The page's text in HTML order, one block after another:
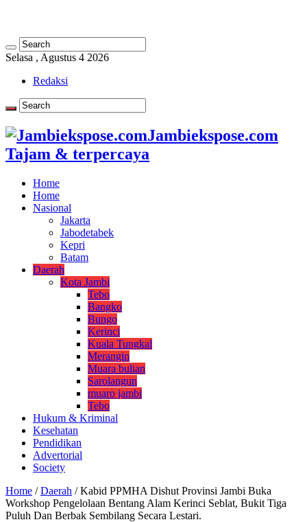
Selasa , Agustus 4 2026
Redaksi
Jambiekspose.com
Tajam & terpercaya
Home
Home
Nasional
Jakarta
Jabodetabek
Kepri
Batam
Daerah
Kota Jambi
Tebo
Bangko
Bungo
Kerinci
Kuala Tungkal
Merangin
Muara bulian
Sarolangun
muaro jambi
Tebo
Hukum & Kriminal
Kesehatan
Pendidikan
Advertorial
Society
Home / Daerah / Kabid PPMHA Dishut Provinsi Jambi Buka
Workshop Pengelolaan Bentang Alam Kerinci Seblat, Bukit Tiga
Puluh Dan Berbak Sembilang Secara Lestari.